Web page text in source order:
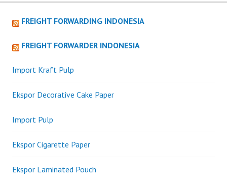
FREIGHT FORWARDING INDONESIA
FREIGHT FORWARDER INDONESIA
Import Kraft Pulp
Ekspor Decorative Cake Paper
Import Pulp
Ekspor Cigarette Paper
Ekspor Laminated Pouch